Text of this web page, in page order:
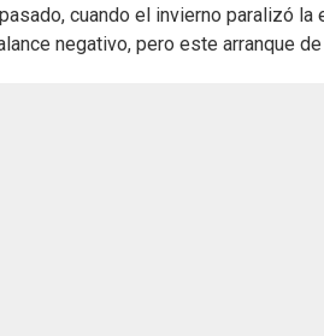
cuando el invierno paralizó
negativo, pero este arranque